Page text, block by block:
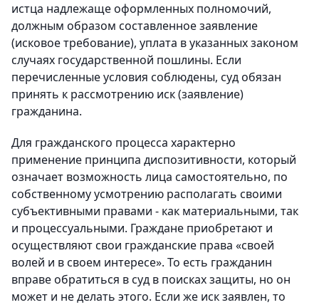
истца надлежаще оформленных полномочий,
должным образом составленное заявление
(исковое требование), уплата в указанных законом
случаях государственной пошлины. Если
перечисленные условия соблюдены, суд обязан
принять к рассмотрению иск (заявление)
гражданина.
Для гражданского процесса характерно
применение принципа диспозитивности, который
означает возможность лица самостоятельно, по
собственному усмотрению располагать своими
субъективными правами - как материальными, так
и процессуальными. Граждане приобретают и
осуществляют свои гражданские права «своей
волей и в своем интересе». То есть гражданин
вправе обратиться в суд в поисках защиты, но он
может и не делать этого. Если же иск заявлен, то